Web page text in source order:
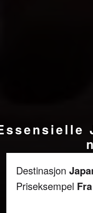
Destinasjon
Priseksempel